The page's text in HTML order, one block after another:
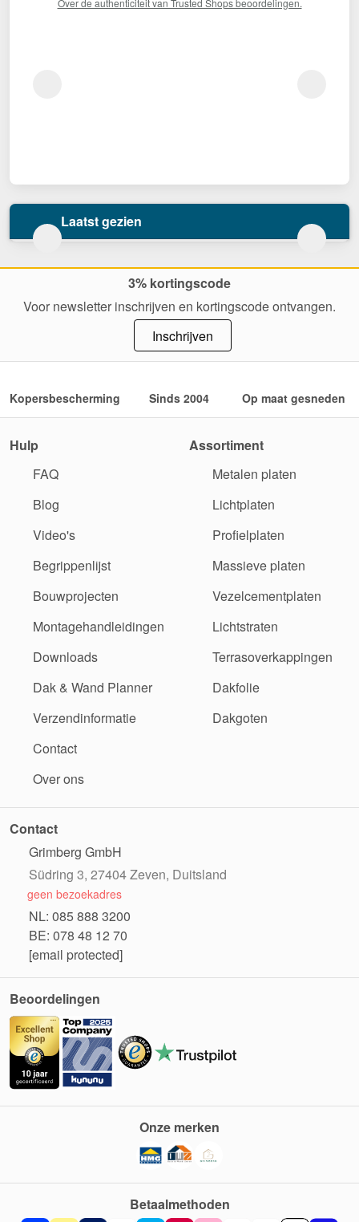
Laatst gezien
3% kortingscode
Voor newsletter inschrijven en kortingscode ontvangen.
Inschrijven
Kopersbescherming Sinds 2004 Op maat gesneden
Hulp
FAQ
Blog
Video's
Begrippenlijst
Bouwprojecten
Montagehandleidingen
Downloads
Dak & Wand Planner
Verzendinformatie
Contact
Over ons
Assortiment
Metalen platen
Lichtplaten
Profielplaten
Massieve platen
Vezelcementplaten
Lichtstraten
Terrasoverkappingen
Dakfolie
Dakgoten
Contact
Grimberg GmbH
Südring 3, 27404 Zeven, Duitsland
geen bezoekadres
NL: 085 888 3200
BE: 078 48 12 70
[email protected]
Beoordelingen
Betaalmethoden
Onze merken